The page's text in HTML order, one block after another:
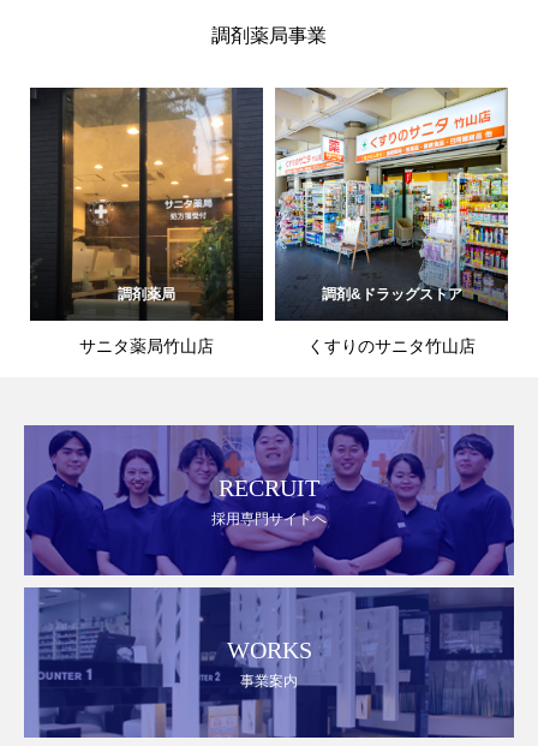
調剤薬局事業
調剤薬局
サニタ薬局竹山店
調剤&ドラッグストア
くすりのサニタ竹山店
RECRUIT
採用専門サイトへ
WORKS
事業案内